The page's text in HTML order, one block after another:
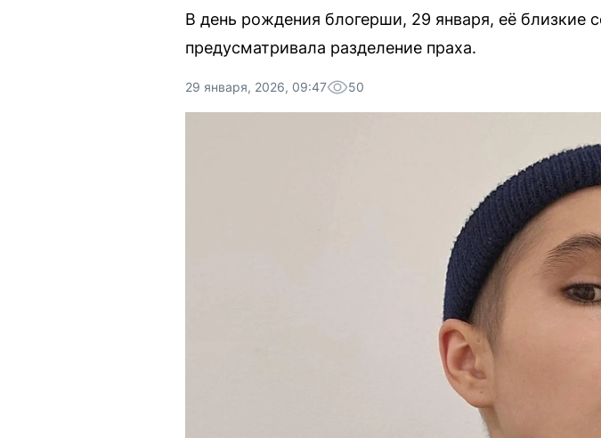
В день рождения блогерши, 29 января, её близкие
предусматривала разделение праха.
29 января, 2026, 09:47 50